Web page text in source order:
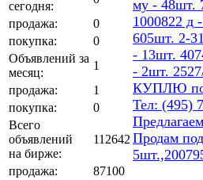
сегодня:
продажа:
0
покупка:
0
Объявлений за
месяц:
1
продажа:
1
покупка:
0
Всего
объявлений
на бирже:
112642
продажа:
87100
му - 48шт.
1000822 д
605шт. 2-
- 13шт.
- 2шт.
КУПЛЮ
Тел: (495)
Продам